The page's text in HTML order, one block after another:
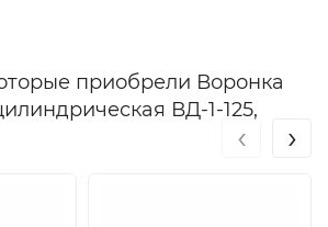
приобрели Воронка
ВД-1-125,
‹ ›